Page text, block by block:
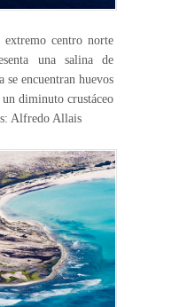
extremo centro norte
una salina de
se encuentran huevos
diminuto crustáceo
Alfredo Allais